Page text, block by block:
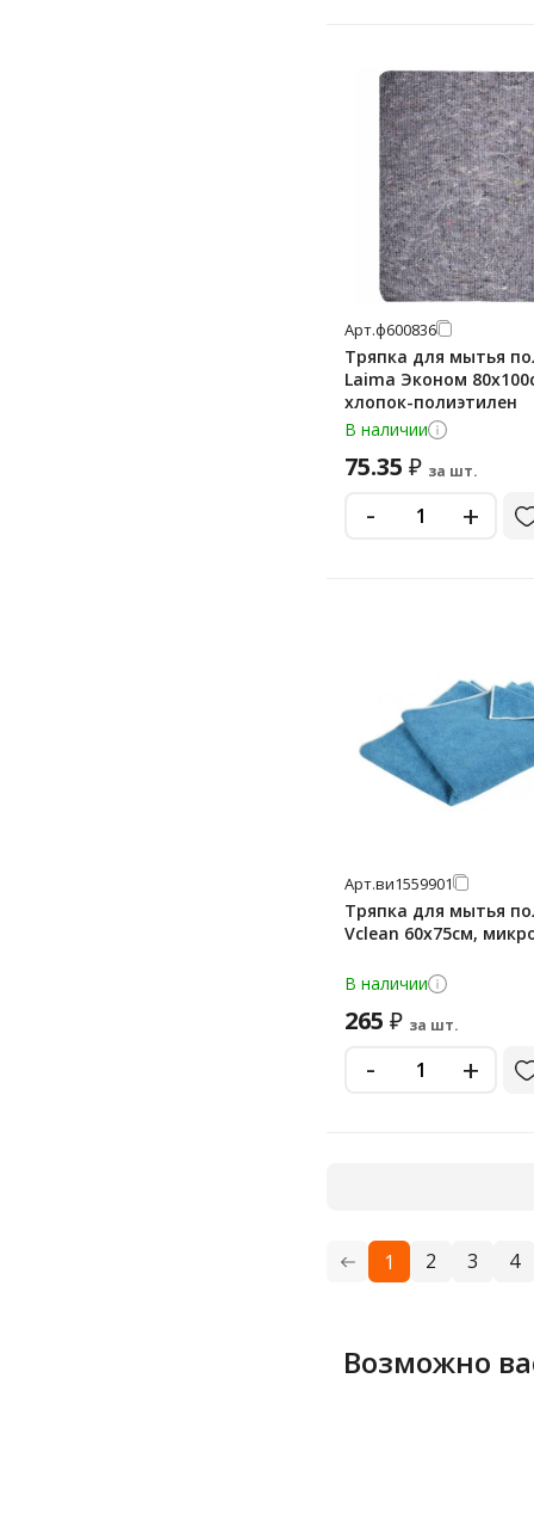
Арт.ф600836
Тряпка для мытья
Laima Эконом
хлопок-полиэтилен
В наличии
75.35 ₽ за шт.
- +
Арт.ви1559901
Тряпка для мытья
Vclean 60х75см,
В наличии
265 ₽ за шт.
- +
1 2 3 4
Возможно